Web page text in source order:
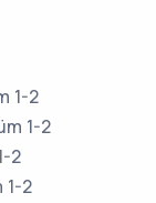
1-2
1-2
2
1-2